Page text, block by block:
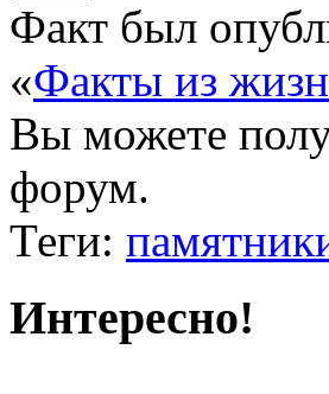
Факт был
«Факты из
Вы можете
форум.
Теги:
Интересно!